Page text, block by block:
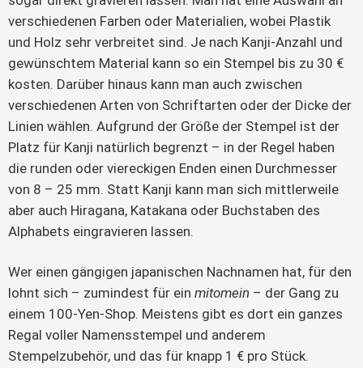
verschiedenen Farben oder Materialien, wobei Plastik
und Holz sehr verbreitet sind. Je nach Kanji-Anzahl und
gewünschtem Material kann so ein Stempel bis zu 30 €
kosten. Darüber hinaus kann man auch zwischen
verschiedenen Arten von Schriftarten oder der Dicke der
Linien wählen. Aufgrund der Größe der Stempel ist der
Platz für Kanji natürlich begrenzt – in der Regel haben
die runden oder viereckigen Enden einen Durchmesser
von 8 – 25 mm. Statt Kanji kann man sich mittlerweile
aber auch Hiragana, Katakana oder Buchstaben des
Alphabets eingravieren lassen.
Wer einen gängigen japanischen Nachnamen hat, für den
lohnt sich – zumindest für ein mitomein – der Gang zu
einem 100-Yen-Shop. Meistens gibt es dort ein ganzes
Regal voller Namensstempel und anderem
Stempelzubehör, und das für knapp 1 € pro Stück.